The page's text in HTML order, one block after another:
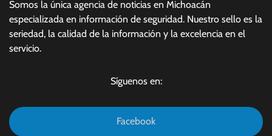
Somos la única agencia de noticias en Michoacán
especializada en información de seguridad. Nuestro sello es la
seriedad, la calidad de la información y la excelencia en el
servicio.
Síguenos en:
Facebook